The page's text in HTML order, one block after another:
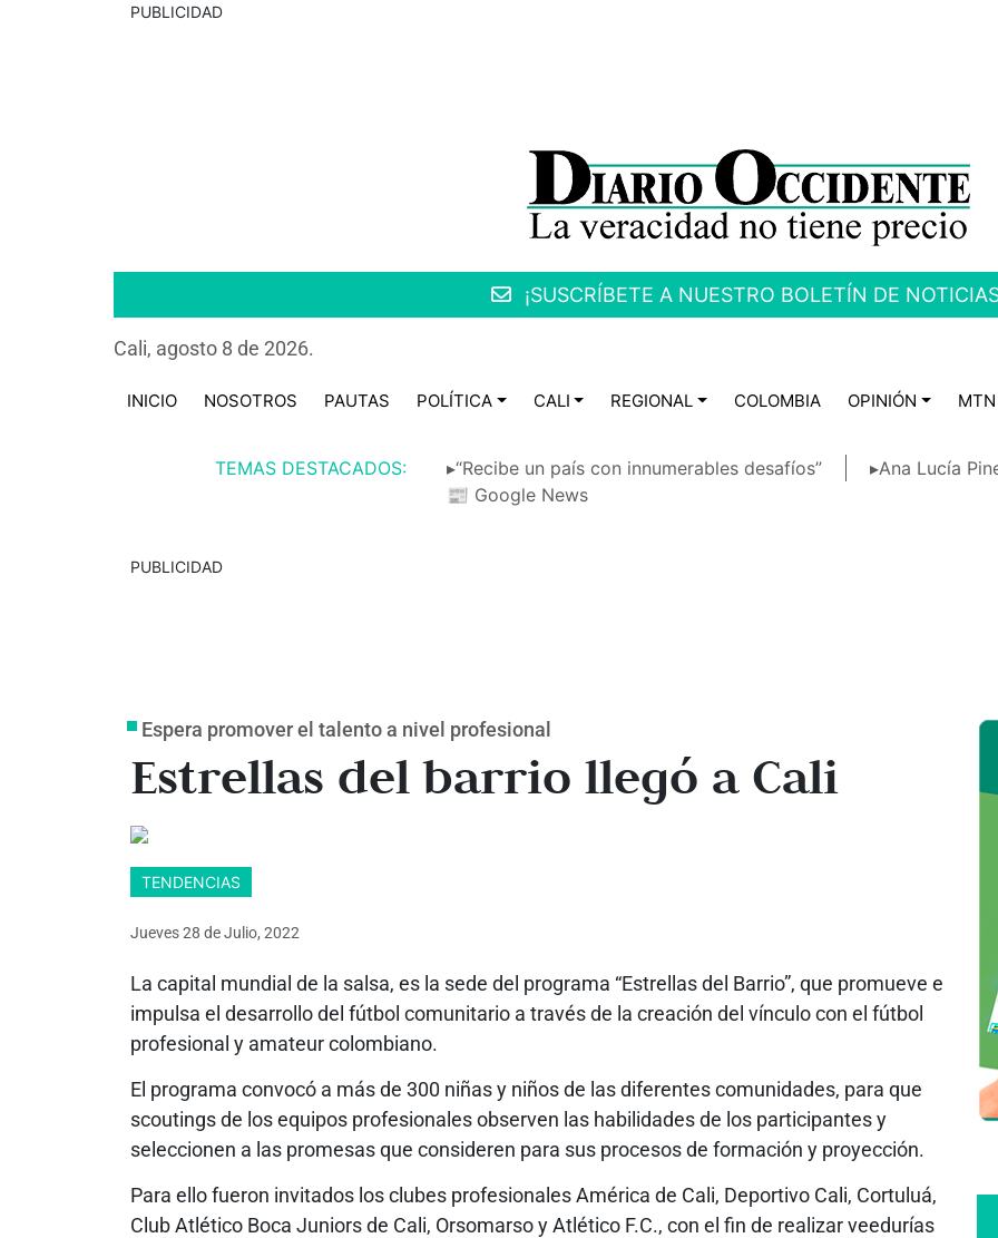
PUBLICIDAD
¡SUSCRÍBETE A NUESTRO BOLETÍN DE
Cali, agosto 8 de 2026.
INICIO NOSOTROS PAUTAS POLÍTICA CALI REGIONAL COLOMBIA OPINIÓN MTN
TEMAS DESTACADOS: ▸“Recibe un país con innumerables desafíos”
▸Ana Lucía
📰 Google News
PUBLICIDAD
Espera promover el talento a nivel profesional
Estrellas del barrio llegó a Cali
TENDENCIAS
Jueves 28 deJulio, 2022
La capital mundial de la salsa, es la sede del programa “Estrellas del Barrio”, que promueve e
impulsa el desarrollo del fútbol comunitario a través de la creación del vínculo con el fútbol
profesional y amateur colombiano.
El programa convocó a más de 300 niñas y niños de las diferentes comunidades, para que
scoutings de los equipos profesionales observen las habilidades de los participantes y
seleccionen a las promesas que consideren para sus procesos de formación y proyección.
Para ello fueron invitados los clubes profesionales América de Cali, Deportivo Cali, Cortuluá,
Club Atlético Boca Juniors de Cali, Orsomarso y Atlético F.C., con el fin de realizar veedurías